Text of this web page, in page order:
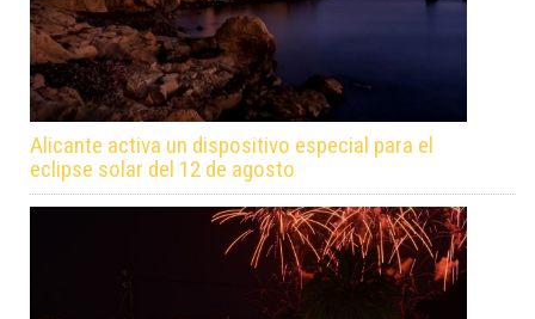
Alicante activa un dispositivo especial para el
eclipse solar del 12 de agosto